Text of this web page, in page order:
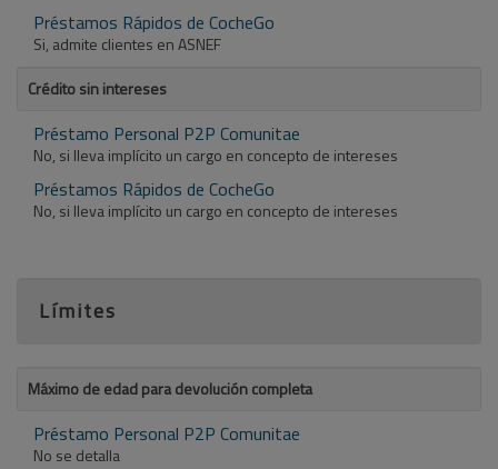
Préstamos Rápidos de CocheGo
Si, admite clientes en ASNEF
Crédito sin intereses
Préstamo Personal P2P Comunitae
No, si lleva implícito un cargo en concepto de intereses
Préstamos Rápidos de CocheGo
No, si lleva implícito un cargo en concepto de intereses
Límites
Máximo de edad para devolución completa
Préstamo Personal P2P Comunitae
No se detalla